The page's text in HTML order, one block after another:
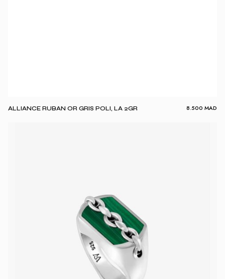
ALLIANCE RUBAN OR GRIS POLI, LA 2GR 8.500 MAD